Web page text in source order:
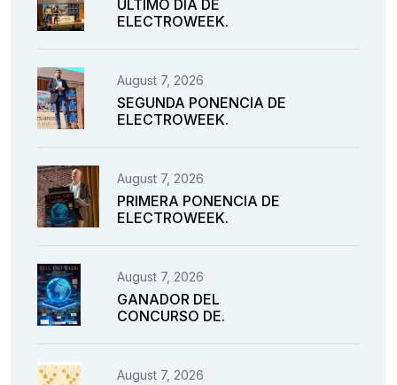
ÚLTIMO DÍA DE
ELECTROWEEK.
August 7, 2026
SEGUNDA PONENCIA DE
ELECTROWEEK.
August 7, 2026
PRIMERA PONENCIA DE
ELECTROWEEK.
August 7, 2026
GANADOR DEL
CONCURSO DE.
August 7, 2026